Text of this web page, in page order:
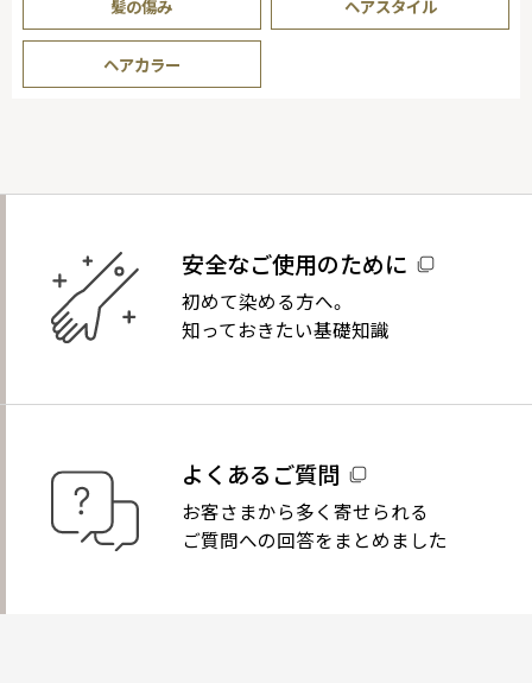
髪の傷み ヘアスタイル
ヘアカラー
安全なご使用のために
初めて染める方へ。
知っておきたい基礎知識
よくあるご質問
お客さまから多く寄せられる
ご質問への回答をまとめました